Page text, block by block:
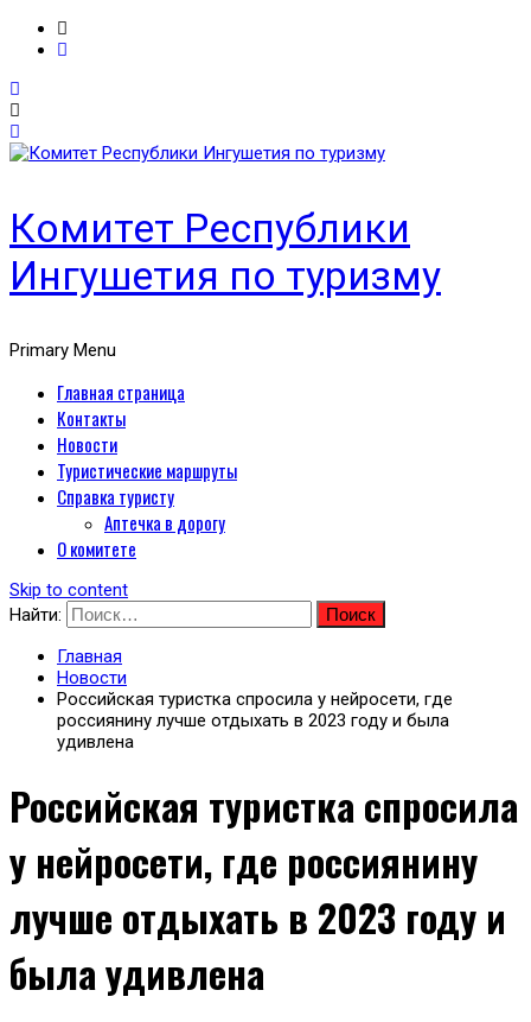
Комитет Республики
Ингушетия по туризму
Primary Menu
Главная страница
Контакты
Новости
Туристические маршруты
Справка туристу
Аптечка в дорогу
О комитете
Skip to content
Найти:
Главная
Новости
Российская туристка спросила у нейросети, где
россиянину лучше отдыхать в 2023 году и была
удивлена
Российская туристка спросила
у нейросети, где россиянину
лучше отдыхать в 2023 году и
была удивлена